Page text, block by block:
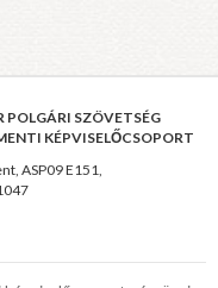
POLGÁRI SZÖVETSÉG
KÉPVISELŐCSOPORT
ASP09 E151,